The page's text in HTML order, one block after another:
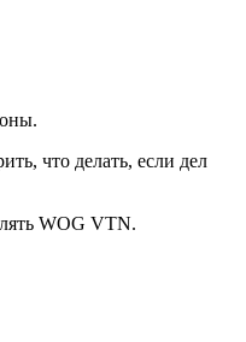
что делать, если дел
WOG VTN.